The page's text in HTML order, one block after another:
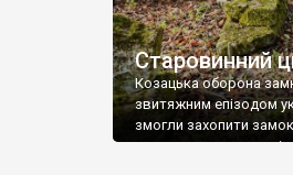
Старовинний
Козацька оборона
звитяжним епізодом
змогли захопити
поховали на цвинтарі,